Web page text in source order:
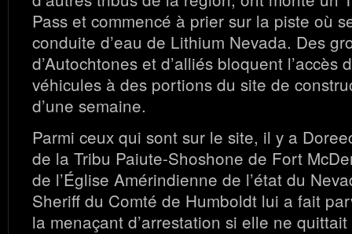
Pass et commencé à prier sur la piste où
conduite d’eau de Lithium Nevada. Des
d’Autochtones et d’alliés bloquent l’accès
véhicules à des portions du site de
d’une semaine.
Parmi ceux qui sont sur le site, il y a
de la Tribu Paiute-Shoshone de Fort
de l’Église Amérindienne de l’état du
Sheriff du Comté de Humboldt lui a fait
la menaçant d’arrestation si elle ne